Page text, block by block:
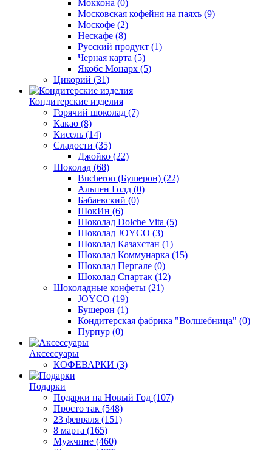
Моккона (0)
Московская кофейня на паяхъ (9)
Москофе (2)
Нескафе (8)
Русский продукт (1)
Черная карта (5)
Якобс Монарх (5)
Цикорий (31)
Кондитерские изделия
Горячий шоколад (7)
Какао (8)
Кисель (14)
Сладости (35)
Джойко (22)
Шоколад (68)
Bucheron (Бушерон) (22)
Альпен Голд (0)
Бабаевский (0)
ШокИн (6)
Шоколад Dolche Vita (5)
Шоколад JOYCO (3)
Шоколад Казахстан (1)
Шоколад Коммунарка (15)
Шоколад Пергале (0)
Шоколад Спартак (12)
Шоколадные конфеты (21)
JOYCO (19)
Бушерон (1)
Кондитерская фабрика "Волшебница" (0)
Пурпур (0)
Аксессуары
КОФЕВАРКИ (3)
Подарки
Подарки на Новый Год (107)
Просто так (548)
23 февраля (151)
8 марта (165)
Мужчине (460)